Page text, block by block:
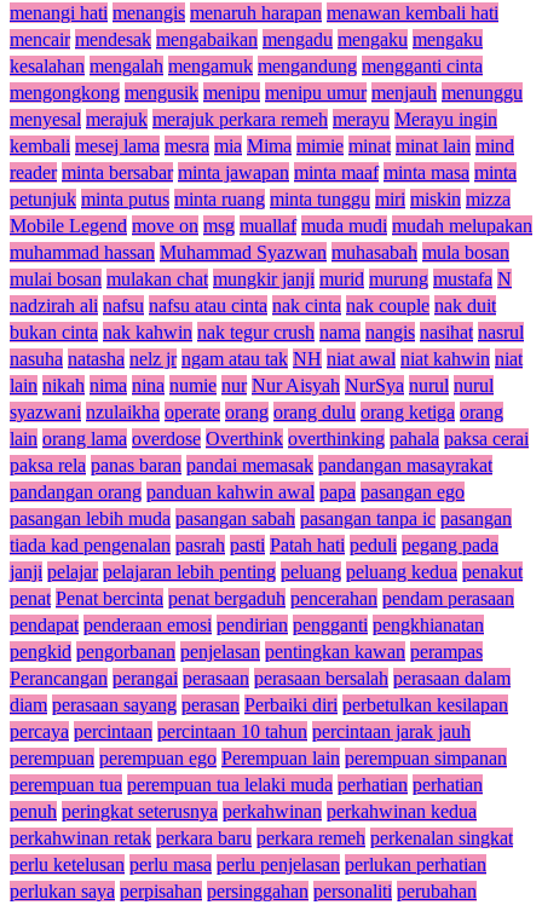
menangi hati menangis menaruh harapan menawan kembali hati
mencair mendesak mengabaikan mengadu mengaku mengaku
kesalahan mengalah mengamuk mengandung mengganti cinta
mengongkong mengusik menipu menipu umur menjauh menunggu
menyesal merajuk merajuk perkara remeh merayu Merayu ingin
kembali mesej lama mesra mia Mima mimie minat minat lain mind
reader minta bersabar minta jawapan minta maaf minta masa minta
petunjuk minta putus minta ruang minta tunggu miri miskin mizza
Mobile Legend move on msg muallaf muda mudi mudah melupakan
muhammad hassan Muhammad Syazwan muhasabah mula bosan
mulai bosan mulakan chat mungkir janji murid murung mustafa N
nadzirah ali nafsu nafsu atau cinta nak cinta nak couple nak duit
bukan cinta nak kahwin nak tegur crush nama nangis nasihat nasrul
nasuha natasha nelz jr ngam atau tak NH niat awal niat kahwin niat
lain nikah nima nina numie nur Nur Aisyah NurSya nurul nurul
syazwani nzulaikha operate orang orang dulu orang ketiga orang
lain orang lama overdose Overthink overthinking pahala paksa cerai
paksa rela panas baran pandai memasak pandangan masayrakat
pandangan orang panduan kahwin awal papa pasangan ego
pasangan lebih muda pasangan sabah pasangan tanpa ic pasangan
tiada kad pengenalan pasrah pasti Patah hati peduli pegang pada
janji pelajar pelajaran lebih penting peluang peluang kedua penakut
penat Penat bercinta penat bergaduh pencerahan pendam perasaan
pendapat penderaan emosi pendirian pengganti pengkhianatan
pengkid pengorbanan penjelasan pentingkan kawan perampas
Perancangan perangai perasaan perasaan bersalah perasaan dalam
diam perasaan sayang perasan Perbaiki diri perbetulkan kesilapan
percaya percintaan percintaan 10 tahun percintaan jarak jauh
perempuan perempuan ego Perempuan lain perempuan simpanan
perempuan tua perempuan tua lelaki muda perhatian perhatian
penuh peringkat seterusnya perkahwinan perkahwinan kedua
perkahwinan retak perkara baru perkara remeh perkenalan singkat
perlu ketelusan perlu masa perlu penjelasan perlukan perhatian
perlukan saya perpisahan persinggahan personaliti perubahan